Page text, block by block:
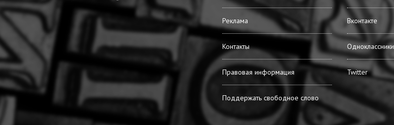
Реклама
Контакты
Правовая информация
Поддержать свободное слово
Вконтакте
Одноклассники
Twitter